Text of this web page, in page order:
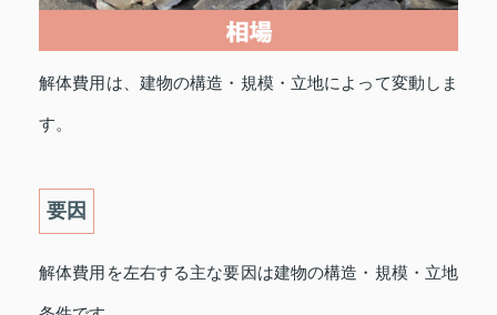
解体費用は、建物の構造・規模・立地によって変動しま
す。
要因
解体費用を左右する主な要因は建物の構造・規模・立地